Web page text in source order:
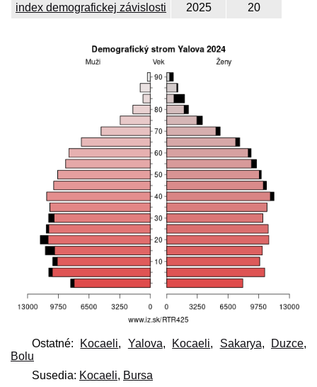
index demografickej závislosti
2025 20
Ostatné: Kocaeli, Yalova, Kocaeli, Sakarya, Duzce,
Bolu
Susedia: Kocaeli, Bursa